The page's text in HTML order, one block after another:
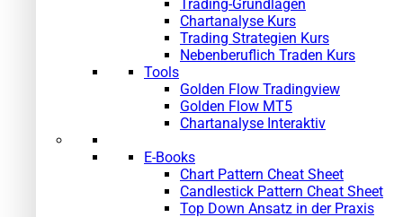
Trading-Grundlagen
Chartanalyse Kurs
Trading Strategien Kurs
Nebenberuflich Traden Kurs
Tools
Golden Flow Tradingview
Golden Flow MT5
Chartanalyse Interaktiv
E-Books
Chart Pattern Cheat Sheet
Candlestick Pattern Cheat Sheet
Top Down Ansatz in der Praxis